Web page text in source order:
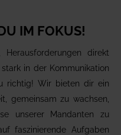
IM FOKUS!
direkt
in der Kommunikation
richtig! Wir bieten dir ein
gemeinsam zu wachsen,
unserer Mandanten zu
faszinierende Aufgaben